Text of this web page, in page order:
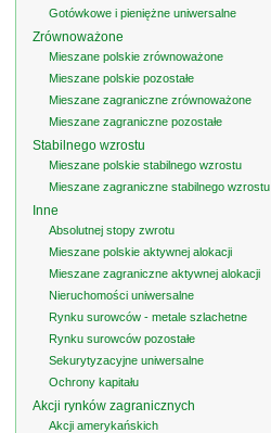
Gotówkowe i pieniężne uniwersalne
Zrównoważone
Mieszane polskie zrównoważone
Mieszane polskie pozostałe
Mieszane zagraniczne zrównoważone
Mieszane zagraniczne pozostałe
Stabilnego wzrostu
Mieszane polskie stabilnego wzrostu
Mieszane zagraniczne stabilnego wzrostu
Inne
Absolutnej stopy zwrotu
Mieszane polskie aktywnej alokacji
Mieszane zagraniczne aktywnej alokacji
Nieruchomości uniwersalne
Rynku surowców - metale szlachetne
Rynku surowców pozostałe
Sekurytyzacyjne uniwersalne
Ochrony kapitału
Akcji rynków zagranicznych
Akcji amerykańskich